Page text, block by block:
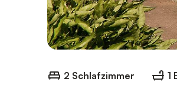
2 Schlafzimmer 1